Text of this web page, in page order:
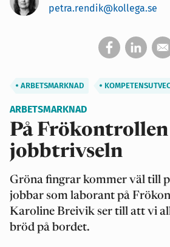
petra.rendik@kollega.se
ARBETSMARKNAD
ARBETSMARKNAD
På
jobbtrivseln
Gröna fingrar kommer väl till
jobbar som laborant på
Karoline Breivik ser till att vi
bröd på bordet.